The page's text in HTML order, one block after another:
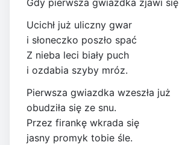
Gdy pierwsza gwiazdka zjawi się
Ucichł już uliczny gwar
i słoneczko poszło spać
Z nieba leci biały puch
i ozdabia szyby mróz.
Pierwsza gwiazdka wzeszła już
obudziła się ze snu.
Przez firankę wkrada się
jasny promyk tobie śle.